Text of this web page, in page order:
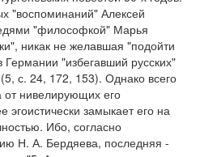
"воспоминаний" Алексей
"философкой" Марья
никак не желавшая "подойти
"избегавший русских"
с. 24, 172, 153). Однако всего
от нивелирующих его
эгоистически замыкает его на
Ибо, согласно
Н. А. Бердяева, последняя -